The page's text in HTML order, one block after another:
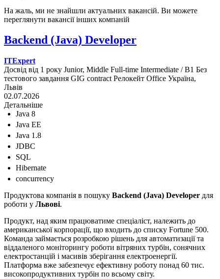
На жаль, ми не знайшли актуальних вакансій. Ви можете
переглянути вакансії інших компаній
Backend (Java) Developer
ITExpert
Досвід від 1 року Junior, Middle Full-time Intermediate / B1 Без
тестового завдання GIG contract Релокейт Office Україна,
Львів
02.07.2026
Детальніше
Java 8
Java EE
Java 1.8
JDBC
SQL
Hibernate
concurrency
Продуктова компанія в пошуку Backend (Java) Developer для
роботи у Львові.
Продукт, над яким працюватиме спеціаліст, належить до
американської корпорації, що входить до списку Fortune 500.
Команда займається розробкою рішень для автоматизації та
віддаленого моніторингу роботи вітряних турбін, сонячних
електростанцій і масивів зберігання електроенергії.
Платформа вже забезпечує ефективну роботу понад 60 тис.
високопродуктивних турбін по всьому світу.